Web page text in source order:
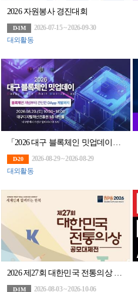
2026 자원봉사 경진대회
D-1M
2026-07-15 ~ 2026-09-30
대외활동
D-20
2026-08-29 ~ 2026-08-29
대외활동
D-1M
2026-08-03 ~ 2026-10-06